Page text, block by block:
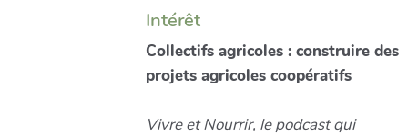
Intérêt
Collectifs agricoles : construire des
projets agricoles coopératifs
Vivre et Nourrir, le podcast qui